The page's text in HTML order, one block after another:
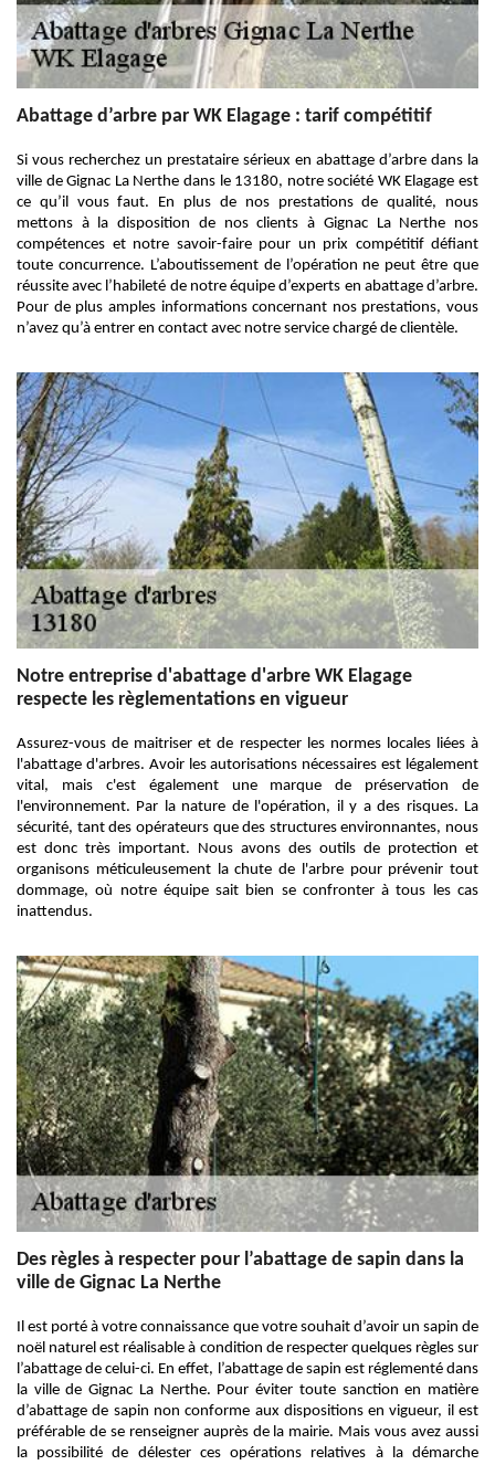
Abattage d’arbre par WK Elagage : tarif compétitif
Si vous recherchez un prestataire sérieux en abattage d’arbre dans la
ville de Gignac La Nerthe dans le 13180, notre société WK Elagage est
ce qu’il vous faut. En plus de nos prestations de qualité, nous
mettons à la disposition de nos clients à Gignac La Nerthe nos
compétences et notre savoir-faire pour un prix compétitif défiant
toute concurrence. L’aboutissement de l’opération ne peut être que
réussite avec l’habileté de notre équipe d’experts en abattage d’arbre.
Pour de plus amples informations concernant nos prestations, vous
n’avez qu’à entrer en contact avec notre service chargé de clientèle.
Notre entreprise d'abattage d'arbre WK Elagage
respecte les règlementations en vigueur
Assurez-vous de maitriser et de respecter les normes locales liées à
l'abattage d'arbres. Avoir les autorisations nécessaires est légalement
vital, mais c'est également une marque de préservation de
l'environnement. Par la nature de l'opération, il y a des risques. La
sécurité, tant des opérateurs que des structures environnantes, nous
est donc très important. Nous avons des outils de protection et
organisons méticuleusement la chute de l'arbre pour prévenir tout
dommage, où notre équipe sait bien se confronter à tous les cas
inattendus.
Des règles à respecter pour l’abattage de sapin dans la
ville de Gignac La Nerthe
Il est porté à votre connaissance que votre souhait d’avoir un sapin de
noël naturel est réalisable à condition de respecter quelques règles sur
l’abattage de celui-ci. En effet, l’abattage de sapin est réglementé dans
la ville de Gignac La Nerthe. Pour éviter toute sanction en matière
d’abattage de sapin non conforme aux dispositions en vigueur, il est
préférable de se renseigner auprès de la mairie. Mais vous avez aussi
la possibilité de délester ces opérations relatives à la démarche